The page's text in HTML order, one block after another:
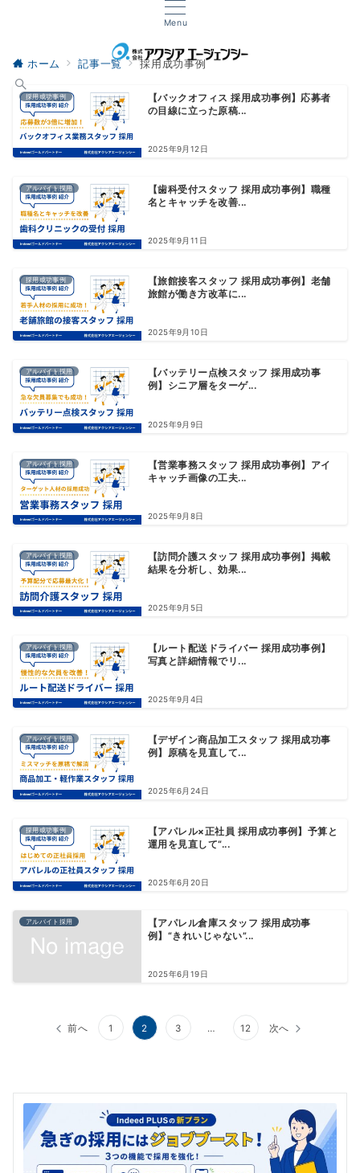
Menu
ホーム 記事一覧 採用成功事例
採用成功事例
【バックオフィス 採用成功事例】応募者
の目線に立った原稿...
2025年9月12日
アルバイト採用
【歯科受付スタッフ 採用成功事例】職種
名とキャッチを改善...
2025年9月11日
採用成功事例
【旅館接客スタッフ 採用成功事例】老舗
旅館が働き方改革に...
2025年9月10日
アルバイト採用
【バッテリー点検スタッフ 採用成功事
例】シニア層をターゲ...
2025年9月9日
アルバイト採用
【営業事務スタッフ 採用成功事例】アイ
キャッチ画像の工夫...
2025年9月8日
アルバイト採用
【訪問介護スタッフ 採用成功事例】掲載
結果を分析し、効果...
2025年9月5日
アルバイト採用
【ルート配送ドライバー 採用成功事例】
写真と詳細情報でリ...
2025年9月4日
アルバイト採用
【デザイン商品加工スタッフ 採用成功事
例】原稿を見直して...
2025年6月24日
採用成功事例
【アパレル×正社員 採用成功事例】予算と
運用を見直して“...
2025年6月20日
アルバイト採用
【アパレル倉庫スタッフ 採用成功事
例】“きれいじゃない”...
2025年6月19日
ペ
ー
前へ 1 2 3 … 12 次へ